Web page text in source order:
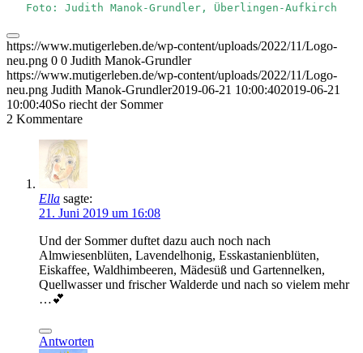
Foto: Judith Manok-Grundler, Überlingen-Aufkirch
https://www.mutigerleben.de/wp-content/uploads/2022/11/Logo-
neu.png 0 0 Judith Manok-Grundler
https://www.mutigerleben.de/wp-content/uploads/2022/11/Logo-
neu.png Judith Manok-Grundler2019-06-21 10:00:402019-06-21
10:00:40So riecht der Sommer
2 Kommentare
Ella sagte:
21. Juni 2019 um 16:08
Und der Sommer duftet dazu auch noch nach
Almwiesenblüten, Lavendelhonig, Esskastanienblüten,
Eiskaffee, Waldhimbeeren, Mädesüß und Gartennelken,
Quellwasser und frischer Walderde und nach so vielem mehr
…💕
Antworten